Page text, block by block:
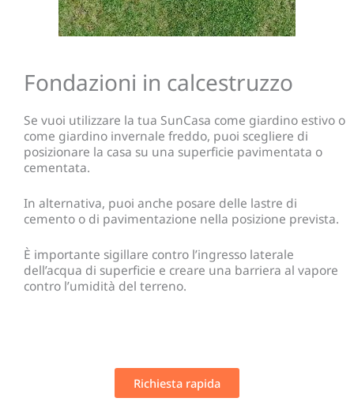
Fondazioni in calcestruzzo
Se vuoi utilizzare la tua SunCasa come giardino estivo o
come giardino invernale freddo, puoi scegliere di
posizionare la casa su una superficie pavimentata o
cementata.
In alternativa, puoi anche posare delle lastre di
cemento o di pavimentazione nella posizione prevista.
È importante sigillare contro l’ingresso laterale
dell’acqua di superficie e creare una barriera al vapore
contro l’umidità del terreno.
Richiesta rapida